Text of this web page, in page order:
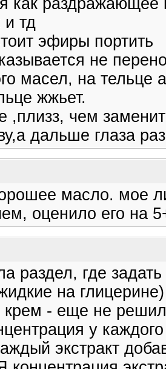
и тд
эфиры портить
не
масел, на
жжьет.
,плизз, чем
дальше глаза
масло. мое
оценило его на
раздел, где
на
крем - еще не
у
экстракт